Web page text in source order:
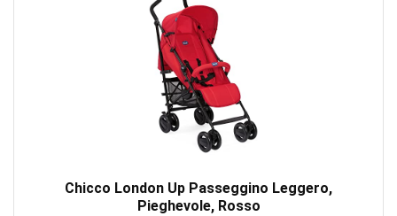
Chicco London Up Passeggino Leggero,
Pieghevole, Rosso